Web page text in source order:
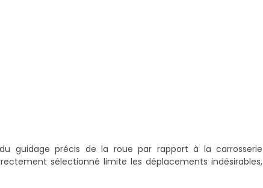
guidage précis de la roue par rapport à la carrosserie
sélectionné limite les déplacements indésirables,